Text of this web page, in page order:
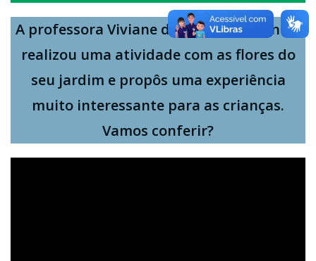
A professora Viviane do Cmei Setor União
realizou uma atividade com as flores do
seu jardim e propôs uma experiência
muito interessante para as crianças.
Vamos conferir?